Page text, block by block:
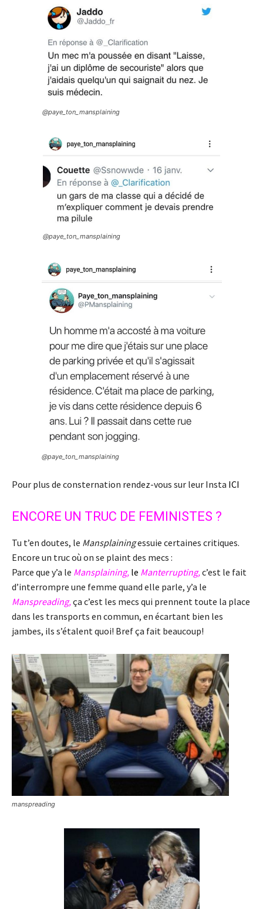
@paye_ton_mansplaining
@paye_ton_mansplaining
@paye_ton_mansplaining
Pour plus de consternation rendez-vous sur leur Insta ICI
ENCORE UN TRUC DE FEMINISTES ?
Tu t’en doutes, le Mansplainingessuie certaines critiques.
Encore un truc où on se plaint des mecs :
Parce que y’a le Mansplaining, le Manterrupting,c’est le fait
d’interrompre une femme quand elle parle, y’a le
Manspreading,ça c’est les mecs qui prennent toute la place
dans les transports en commun, en écartant bien les
jambes, ils s’étalent quoi! Bref ça fait beaucoup!
manspreading